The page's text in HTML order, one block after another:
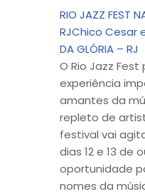
RIO JAZZ FEST
RJChico Cesar
DA GLÓRIA – RJ
O Rio Jazz
experiência
amantes da
repleto de
festival vai
dias 12 e 13 de
oportunidade
nomes da